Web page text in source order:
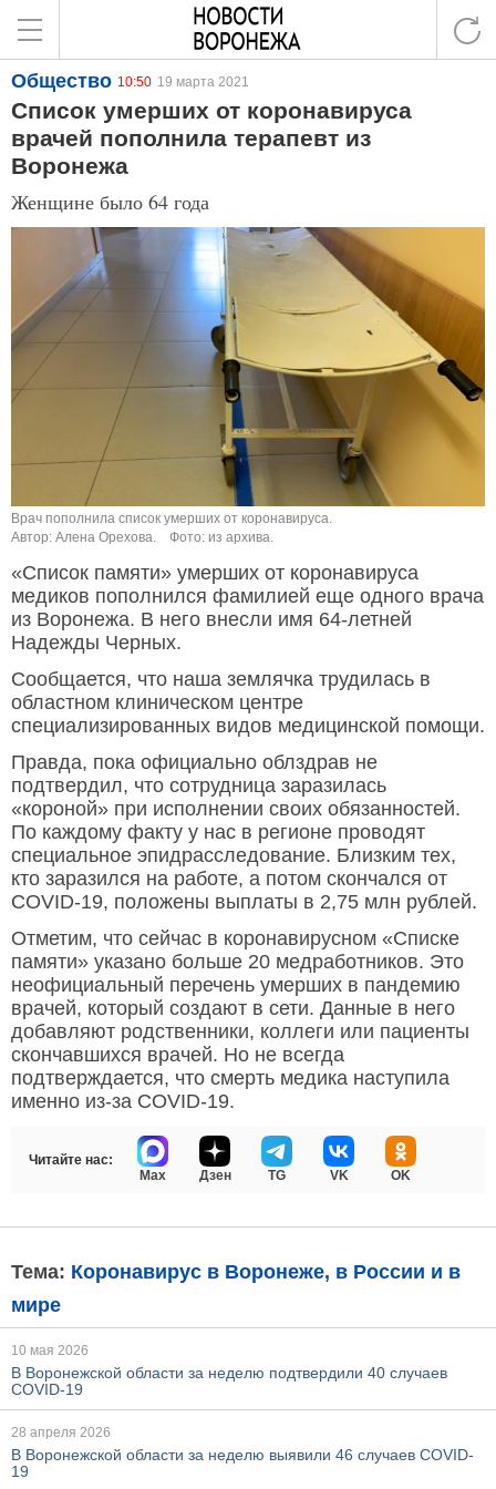
Общество 10:50 19 марта 2021
Список умерших от коронавируса
врачей пополнила терапевт из
Воронежа
Женщине было 64 года
Врач пополнила список умерших от коронавируса.
Автор: Алена Орехова.
Фото: из архива.
«Список памяти» умерших от коронавируса
медиков пополнился фамилией еще одного врача
из Воронежа. В него внесли имя 64-летней
Надежды Черных.
Сообщается, что наша землячка трудилась в
областном клиническом центре
специализированных видов медицинской помощи.
Правда, пока официально облздрав не
подтвердил, что сотрудница заразилась
«короной» при исполнении своих обязанностей.
По каждому факту у нас в регионе проводят
специальное эпидрасследование. Близким тех,
кто заразился на работе, а потом скончался от
COVID-19, положены выплаты в 2,75 млн рублей.
Отметим, что сейчас в коронавирусном «Списке
памяти» указано больше 20 медработников. Это
неофициальный перечень умерших в пандемию
врачей, который создают в сети. Данные в него
добавляют родственники, коллеги или пациенты
скончавшихся врачей. Но не всегда
подтверждается, что смерть медика наступила
именно из-за COVID-19.
Читайте нас:
Max
Дзен TG VK OK
Тема: Коронавирус в Воронеже, в России и в
мире
10 мая 2026
В Воронежской области за неделю подтвердили 40 случаев
COVID-19
28 апреля 2026
В Воронежской области за неделю выявили 46 случаев COVID-
19